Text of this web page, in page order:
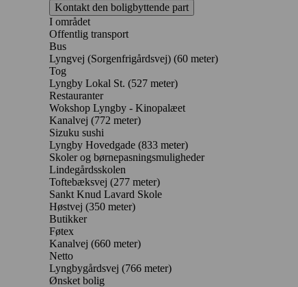
Kontakt den boligbyttende part
I området
Offentlig transport
Bus
Lyngvej (Sorgenfrigårdsvej) (60 meter)
Tog
Lyngby Lokal St. (527 meter)
Restauranter
Wokshop Lyngby - Kinopalæet
Kanalvej (772 meter)
Sizuku sushi
Lyngby Hovedgade (833 meter)
Skoler og børnepasningsmuligheder
Lindegårdsskolen
Toftebæksvej (277 meter)
Sankt Knud Lavard Skole
Høstvej (350 meter)
Butikker
Føtex
Kanalvej (660 meter)
Netto
Lyngbygårdsvej (766 meter)
Ønsket bolig